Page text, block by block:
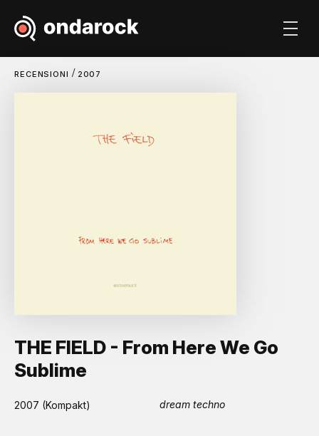
RECENSIONI / 2007
THE FIELD - From Here We Go
Sublime
2007 (Kompakt) dream techno